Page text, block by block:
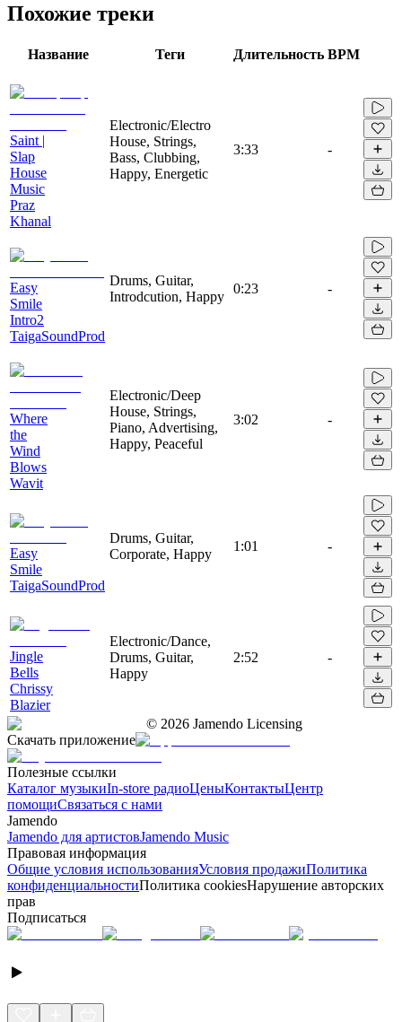
Похожие треки
Название Теги Длительность BPM
Saint |
Slap
House
Music
Praz
Khanal
Electronic/Electro
House, Strings,
Bass, Clubbing,
Happy, Energetic
3:33 -
Easy
Smile
Intro2
TaigaSoundProd
Drums, Guitar,
Introdcution, Happy
0:23 -
Where
the
Wind
Blows
Wavit
Electronic/Deep
House, Strings,
Piano, Advertising,
Happy, Peaceful
3:02 -
Easy
Smile
TaigaSoundProd
Drums, Guitar,
Corporate, Happy
1:01 -
Jingle
Bells
Chrissy
Blazier
Electronic/Dance,
Drums, Guitar,
Happy
2:52 -
© 2026 Jamendo Licensing
Скачать приложение
Полезные ссылки
Каталог музыкиIn-store радиоЦеныКонтактыЦентр
помощиСвязаться с нами
Jamendo
Jamendo для артистовJamendo Music
Правовая информация
Общие условия использованияУсловия продажиПолитика
конфиденциальностиПолитика cookiesНарушение авторских
прав
Подписаться